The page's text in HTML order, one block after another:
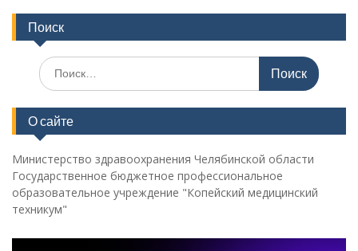
Поиск
Поиск
по:
О сайте
Министерство здравоохранения Челябинской области
Государственное бюджетное профессиональное
образовательное учреждение "Копейский медицинский
техникум"